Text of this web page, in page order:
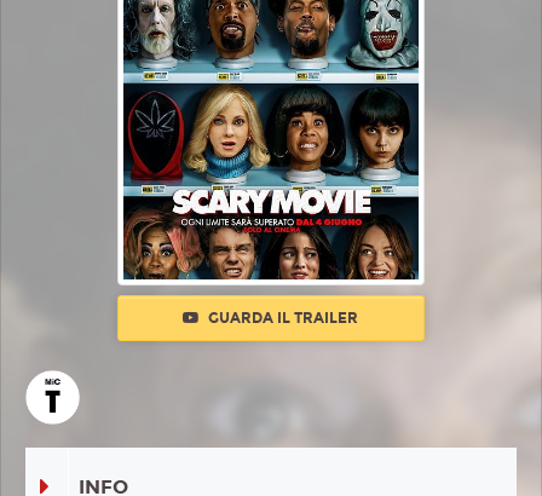
GUARDA IL TRAILER
INFO